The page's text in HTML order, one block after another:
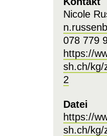
Nicole
078 779
https://
sh.ch/kg/
2
Datei
https://
sh.ch/kg/